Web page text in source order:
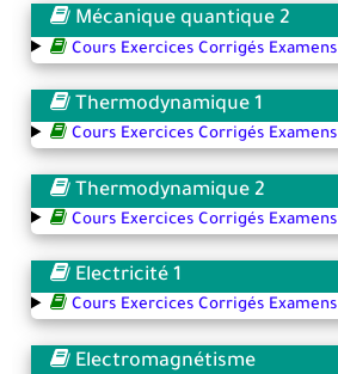
Mécanique quantique 2
Cours Exercices Corrigés Examens
Thermodynamique 1
Cours Exercices Corrigés Examens
Thermodynamique 2
Cours Exercices Corrigés Examens
Electricité 1
Cours Exercices Corrigés Examens
Electromagnétisme